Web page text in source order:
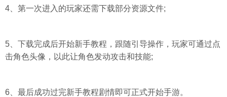
4、第一次进入的玩家还需下载部分资源文件;
5、下载完成后开始新手教程，跟随引导操作，玩家可通过点
击角色头像 ，以此让角色发动攻击和技能;
6、最后成功过完新手教程剧情即可正式开始手游。